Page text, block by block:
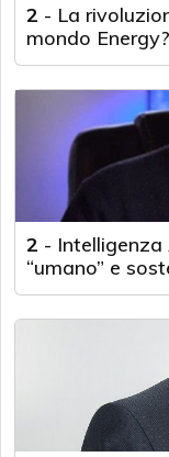
2 - La
mondo Energy?
2 -
“umano” e